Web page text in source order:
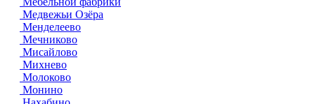
Медвежьи Озёра
Менделеево
Мечниково
Мисайлово
Михнево
Молоково
Монино